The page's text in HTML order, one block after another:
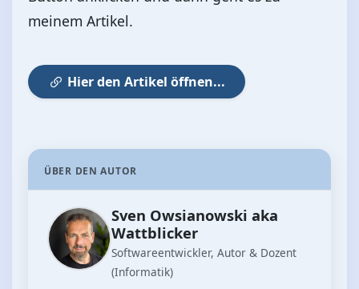
meinem Artikel.
Hier den Artikel öffnen...
ÜBER DEN AUTOR
Sven Owsianowski aka
Wattblicker
Softwareentwickler, Autor & Dozent
(Informatik)